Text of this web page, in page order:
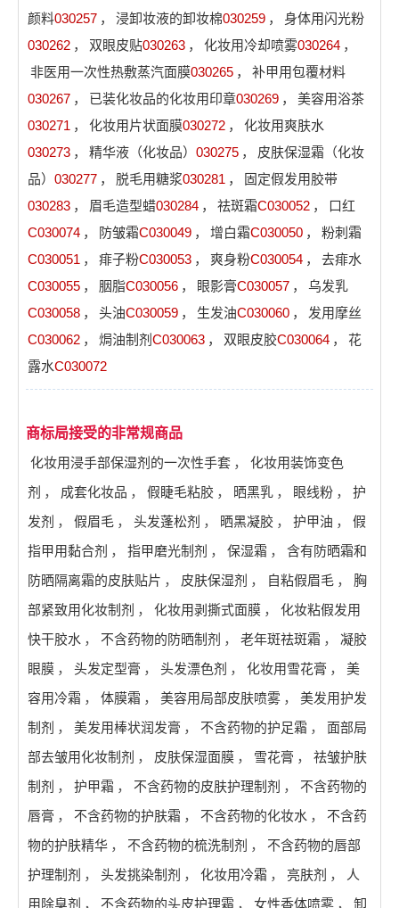
颜料030257 ， 浸卸妆液的卸妆棉030259 ，
身体用闪光粉
030262 ， 双眼皮贴030263 ， 化妆用冷却喷雾030264 ，
非医用一次性热敷蒸汽面膜030265 ，
补甲用包覆材料
030267 ， 已装化妆品的化妆用印章030269 ，
美容用浴茶
030271 ， 化妆用片状面膜030272 ，
化妆用爽肤水
030273 ， 精华液（化妆品） 030275 ，
皮肤保湿霜（化妆
品） 030277 ， 脱毛用糖浆030281 ，
固定假发用胶带
030283 ， 眉毛造型蜡030284 ， 祛斑霜C030052 ，
口红
C030074 ， 防皱霜C030049 ， 增白霜C030050 ，
粉刺霜
C030051 ， 痱子粉C030053 ， 爽身粉C030054 ，
去痱水
C030055 ， 胭脂C030056 ， 眼影膏C030057 ，
乌发乳
C030058 ， 头油C030059 ， 生发油C030060 ，
发用摩丝
C030062 ， 焗油制剂 C030063 ， 双眼皮胶C030064 ，
花
露水C030072
商标局接受的非常规商品
化妆用浸手部保湿剂的一次性手套 ，
化妆用装饰变色
剂 ， 成套化妆品 ， 假睫毛粘胶 ， 晒黑乳 ， 眼线粉 ，
护
发剂 ， 假眉毛 ， 头发蓬松剂 ， 晒黑凝胶 ， 护甲油 ，
假
指甲用黏合剂 ， 指甲磨光制剂 ， 保湿霜 ，
含有防晒霜和
防晒隔离霜的皮肤贴片 ， 皮肤保湿剂 ， 自粘假眉毛 ，
胸
部紧致用化妆制剂 ， 化妆用剥撕式面膜 ，
化妆粘假发用
快干胶水 ， 不含药物的防晒制剂 ， 老年斑祛斑霜 ，
凝胶
眼膜 ， 头发定型膏 ， 头发漂色剂 ， 化妆用雪花膏 ，
美
容用冷霜 ， 体膜霜 ， 美容用局部皮肤喷雾 ，
美发用护发
制剂 ， 美发用棒状润发膏 ， 不含药物的护足霜 ，
面部局
部去皱用化妆制剂 ， 皮肤保湿面膜 ， 雪花膏 ，
祛皱护肤
制剂 ， 护甲霜 ， 不含药物的皮肤护理制剂 ，
不含药物的
唇膏 ， 不含药物的护肤霜 ， 不含药物的化妆水 ，
不含药
物的护肤精华 ， 不含药物的梳洗制剂 ，
不含药物的唇部
护理制剂 ， 头发挑染制剂 ， 化妆用冷霜 ， 亮肤剂 ，
人
用除臭剂 ， 不含药物的头皮护理霜 ， 女性香体喷雾 ， 卸